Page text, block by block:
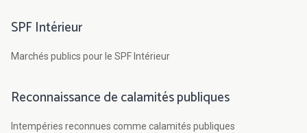
SPF Intérieur
Marchés publics pour le SPF Intérieur
Reconnaissance de calamités publiques
Intempéries reconnues comme calamités publiques